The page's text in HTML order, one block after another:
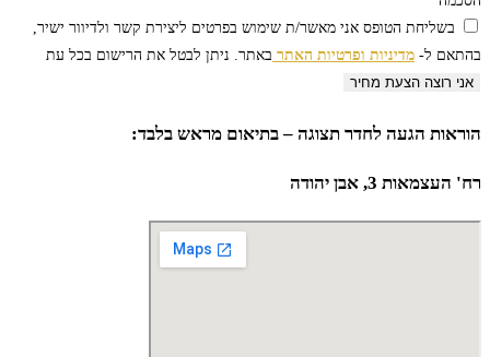
בשליחת הטופס אני מאשר/ת שימוש בפרטים ליצירת קשר ולדיוור ישיר,
בהתאם ל- מדיניות ופרטיות האתר באתר. ניתן לבטל את הרישום בכל עת
אני רוצה הצעת מחיר
הוראות הגעה לחדר תצוגה – בתיאום מראש בלבד:
רח' העצמאות 3, אבן יהודה